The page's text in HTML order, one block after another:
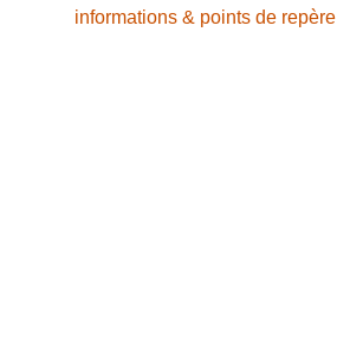
informations & points de repère